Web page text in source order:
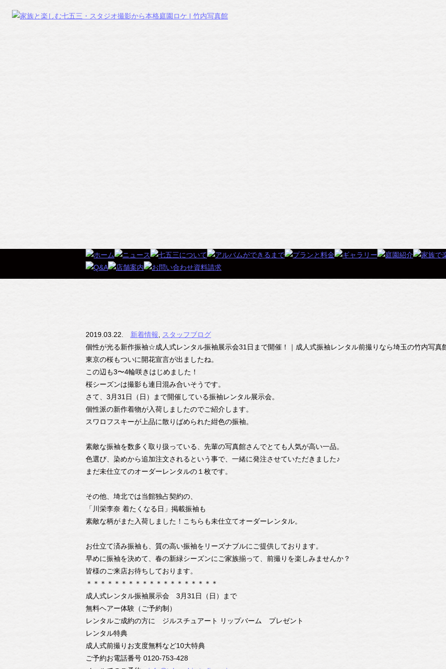
2019.03.22. 新着情報
スタッフブログ
個性が光る新作振袖☆成人式レンタル振袖展示会31日まで開催！｜成人式振袖レンタル前撮りなら埼玉の竹内写真
東京の桜もついに開花宣言が出ましたね。
この辺も3〜4輪咲きはじめました！
桜シーズンは撮影も連日混み合いそうです。
さて、3月31日（日）まで開催している振袖レンタル展示会。
個性派の新作着物が入荷しましたのでご紹介します。
スワロフスキーが上品に散りばめられた紺色の振袖。
素敵な振袖を数多く取り扱っている、先輩の写真館さんでとても人気が高い一品。
色選び、染めから追加注文されるという事で、一緒に発注させていただきました♪
まだ未仕立てのオーダーレンタルの１枚です。
その他、埼北では当館独占契約の、
「川栄李奈 着たくなる日」掲載振袖も
素敵な柄がまた入荷しました！こちらも未仕立てオーダーレンタル。
お仕立て済み振袖も、質の高い振袖をリーズナブルにご提供しております。
早めに振袖を決めて、春の新緑シーズンにご家族揃って、前撮りを楽しみませんか？
皆様のご来店お待ちしております。
＊＊＊＊＊＊＊＊＊＊＊＊＊＊＊＊＊＊＊
成人式レンタル振袖展示会 3月31日（日）まで
無料ヘアー体験（ご予約制）
レンタルご成約の方に ジルスチュアート リップバーム プレゼント
レンタル特典
成人式前撮りお支度無料など10大特典
ご予約お電話番号 0120-753-428